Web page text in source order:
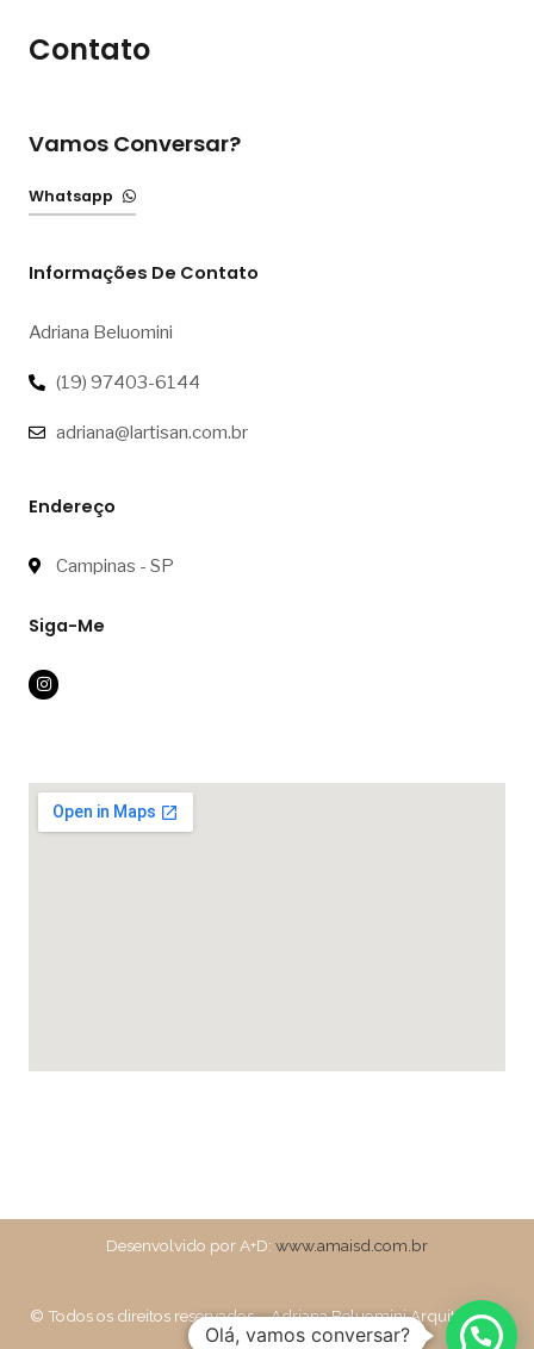
Contato
Vamos Conversar?
Whatsapp
Informações De Contato
Adriana Beluomini
(19) 97403-6144
adriana@lartisan.com.br
Endereço
Campinas - SP
Siga-Me
Desenvolvido por A+D: www.amaisd.com.br
© Todos os direitos reservados – Adriana Beluomini Arquitetura e
Design
Olá, vamos conversar?